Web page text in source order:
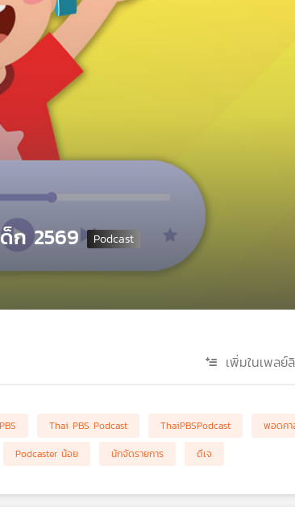
ก 2569
เพิ่มในเพลย์
Thai PBS Podcast ThaiPBSPodcast
พอดค
Podcaster น้อย นักจัดรายการ ดีเจ